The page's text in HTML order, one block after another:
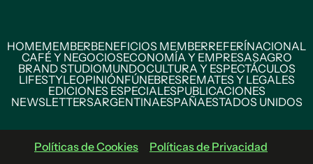
HOMEMEMBERBENEFICIOS MEMBERREFERÍNACIONAL
CAFÉ Y NEGOCIOSECONOMÍA Y EMPRESASAGRO
BRAND STUDIOMUNDOCULTURA Y ESPECTÁCULOS
LIFESTYLEOPINIÓNFÚNEBRESREMATES Y LEGALES
EDICIONES ESPECIALESPUBLICACIONES
NEWSLETTERSARGENTINAESPAÑAESTADOS UNIDOS
Políticas de Cookies
Políticas de Privacidad